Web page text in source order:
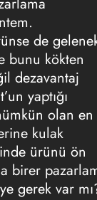
de
bunu kökten
dezavantaj
yaptığı
olan en
kulak
ürünü ön
birer
gerek var